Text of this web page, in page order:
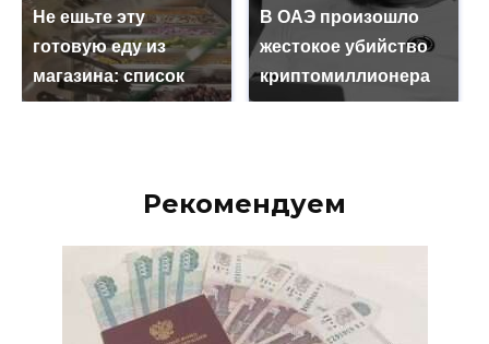
Не ешьте эту
готовую еду из
магазина: список
В ОАЭ произошло
жестокое убийство
криптомиллионера
Рекомендуем